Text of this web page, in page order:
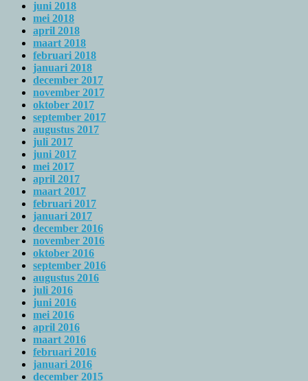
juni 2018
mei 2018
april 2018
maart 2018
februari 2018
januari 2018
december 2017
november 2017
oktober 2017
september 2017
augustus 2017
juli 2017
juni 2017
mei 2017
april 2017
maart 2017
februari 2017
januari 2017
december 2016
november 2016
oktober 2016
september 2016
augustus 2016
juli 2016
juni 2016
mei 2016
april 2016
maart 2016
februari 2016
januari 2016
december 2015